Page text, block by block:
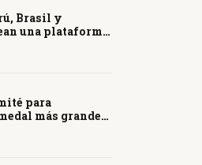
Brasil y
una plataforma
para
más grande
¿En que consiste la